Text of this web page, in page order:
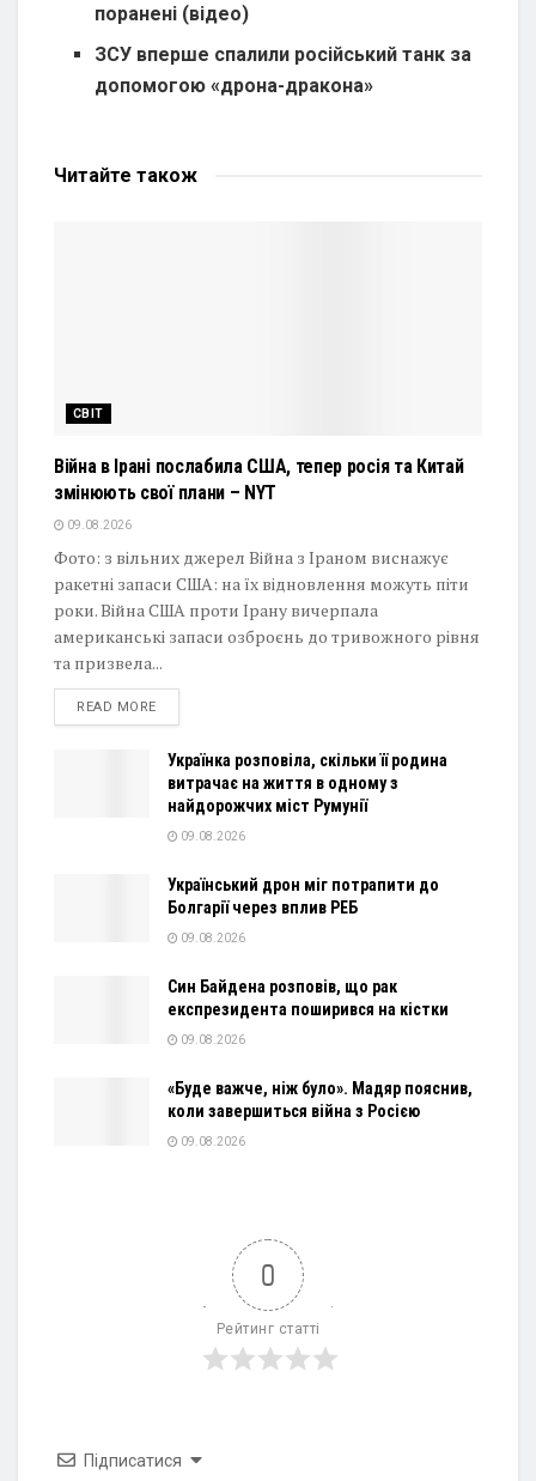
поранені (відео)
ЗСУ вперше спалили російський танк за
допомогою «дрона-дракона»
Читайте також
СВІТ
Війна в Ірані послабила США, тепер росія та Китай
змінюють свої плани – NYT
09.08.2026
Фото: з вільних джерел Війна з Іраном виснажує
ракетні запаси США: на їх відновлення можуть піти
роки. Війна США проти Ірану вичерпала
американські запаси озброєнь до тривожного рівня
та призвела...
READ MOREDETAILS
Українка розповіла, скільки її родина
витрачає на життя в одному з
найдорожчих міст Румунії
09.08.2026
Український дрон міг потрапити до
Болгарії через вплив РЕБ
09.08.2026
Син Байдена розповів, що рак
експрезидента поширився на кістки
09.08.2026
«Буде важче, ніж було». Мадяр пояснив,
коли завершиться війна з Росією
09.08.2026
0
Рейтинг статті
Підписатися